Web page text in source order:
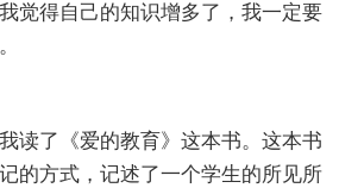
觉得自己的知识增多了，我一定要
读了《爱的教育》这本书。这本书
的方式，记述了一个学生的所见所